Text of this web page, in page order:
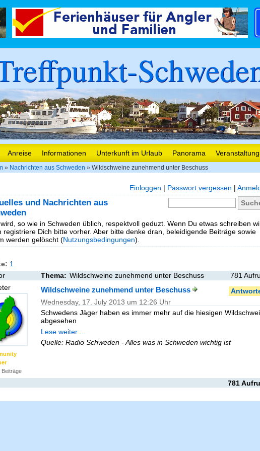
Anreise Informationen Unterkunft im Urlaub Panorama
» Nachrichten aus Schweden » Wildschweine zunehmend unter Beschuss
Einloggen | Passwort vergessen |
und Nachrichten aus
so wie in Schweden üblich, respektvoll geduzt. Wenn Du etwas schreiben
registriere Dich bitte vorher. Aber bitte denke dran, beleidigende Beiträge sowie
werden gelöscht (Nutzungsbedingungen).
1
Thema: Wildschweine zunehmend unter Beschuss
781
Beiträge
Wildschweine zunehmend unter Beschuss
Wednesday, 17. July 2013 um 12:26 Uhr
Schwedens Jäger haben es immer mehr auf die hiesigen
abgesehen
Lese weiter ...
Quelle: Radio Schweden - Alles was in Schweden wichtig ist
781